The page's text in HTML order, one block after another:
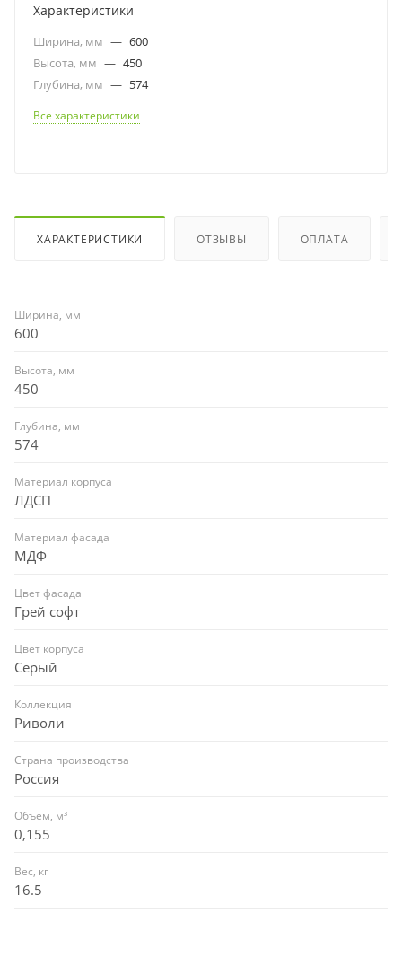
Характеристики
Ширина, мм — 600
Высота, мм — 450
Глубина, мм — 574
Все характеристики
ХАРАКТЕРИСТИКИ ОТЗЫВЫ ОПЛАТА
Ширина, мм
600
Высота, мм
450
Глубина, мм
574
Материал корпуса
ЛДСП
Материал фасада
МДФ
Цвет фасада
Грей софт
Цвет корпуса
Серый
Коллекция
Риволи
Страна производства
Россия
Объем, м³
0,155
Вес, кг
16.5